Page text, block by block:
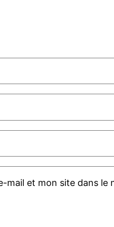
mail et mon site dans